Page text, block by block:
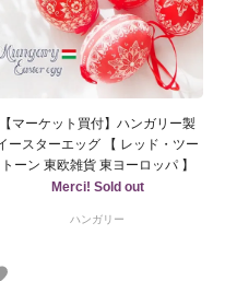
【マーケット買付】ハンガリー製
ースターエッグ 【 レッド・ツー
トーン 東欧雑貨 東ヨーロッパ 】
Merci! Sold out
ハンガリー